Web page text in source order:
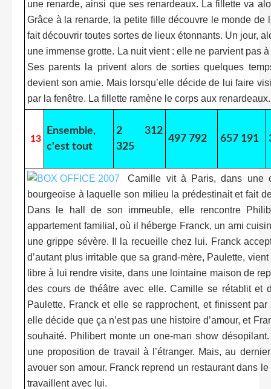
une renarde, ainsi que ses renardeaux. La fillette va
Grâce à la renarde, la petite fille découvre le monde
fait découvrir toutes sortes de lieux étonnants. Un jour,
une immense grotte. La nuit vient : elle ne parvient pas
Ses parents la privent alors de sorties quelques
devient son amie. Mais lorsqu’elle décide de lui faire
par la fenêtre. La fillette ramène le corps aux renardeaux.
13
Ensemble,
c'est tout
2 312
325
497 792 657 191
Camille vit à Paris, dans une
bourgeoise à laquelle son milieu la prédestinait et fait
Dans le hall de son immeuble, elle rencontre
appartement familial, où il héberge Franck, un ami
une grippe sévère. Il la recueille chez lui. Franck
d’autant plus irritable que sa grand-mère, Paulette,
libre à lui rendre visite, dans une lointaine maison de
des cours de théâtre avec elle. Camille se rétablit et
Paulette. Franck et elle se rapprochent, et finissent
elle décide que ça n’est pas une histoire d’amour, et
souhaité. Philibert monte un one-man show
une proposition de travail à l’étranger. Mais, au
avouer son amour. Franck reprend un restaurant dans
travaillent avec lui.